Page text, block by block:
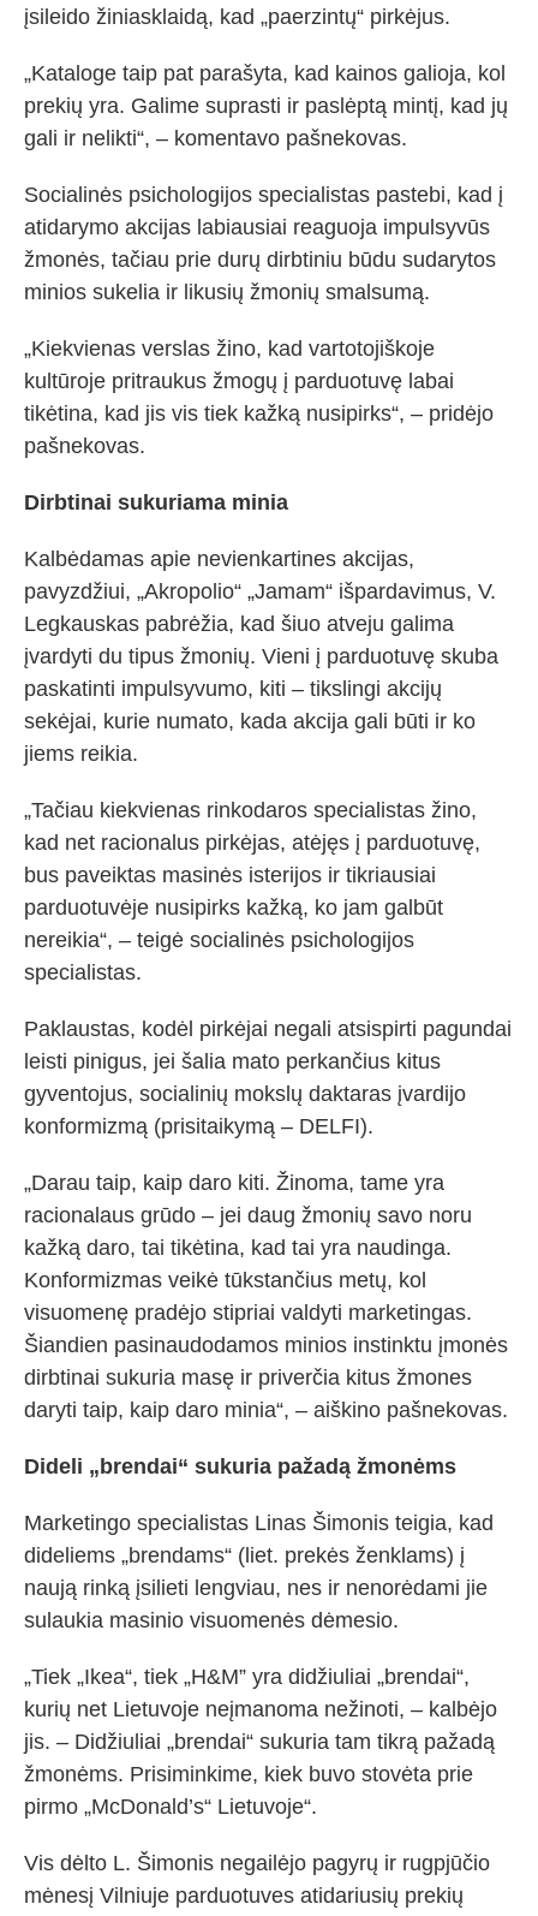
įsileido žiniasklaidą, kad „paerzintų“ pirkėjus.
„Kataloge taip pat parašyta, kad kainos galioja, kol
prekių yra. Galime suprasti ir paslėptą mintį, kad jų
gali ir nelikti“, – komentavo pašnekovas.
Socialinės psichologijos specialistas pastebi, kad į
atidarymo akcijas labiausiai reaguoja impulsyvūs
žmonės, tačiau prie durų dirbtiniu būdu sudarytos
minios sukelia ir likusių žmonių smalsumą.
„Kiekvienas verslas žino, kad vartotojiškoje
kultūroje pritraukus žmogų į parduotuvę labai
tikėtina, kad jis vis tiek kažką nusipirks“, – pridėjo
pašnekovas.
Dirbtinai sukuriama minia
Kalbėdamas apie nevienkartines akcijas,
pavyzdžiui, „Akropolio“ „Jamam“ išpardavimus, V.
Legkauskas pabrėžia, kad šiuo atveju galima
įvardyti du tipus žmonių. Vieni į parduotuvę skuba
paskatinti impulsyvumo, kiti – tikslingi akcijų
sekėjai, kurie numato, kada akcija gali būti ir ko
jiems reikia.
„Tačiau kiekvienas rinkodaros specialistas žino,
kad net racionalus pirkėjas, atėjęs į parduotuvę,
bus paveiktas masinės isterijos ir tikriausiai
parduotuvėje nusipirks kažką, ko jam galbūt
nereikia“, – teigė socialinės psichologijos
specialistas.
Paklaustas, kodėl pirkėjai negali atsispirti pagundai
leisti pinigus, jei šalia mato perkančius kitus
gyventojus, socialinių mokslų daktaras įvardijo
konformizmą (prisitaikymą – DELFI).
„Darau taip, kaip daro kiti. Žinoma, tame yra
racionalaus grūdo – jei daug žmonių savo noru
kažką daro, tai tikėtina, kad tai yra naudinga.
Konformizmas veikė tūkstančius metų, kol
visuomenę pradėjo stipriai valdyti marketingas.
Šiandien pasinaudodamos minios instinktu įmonės
dirbtinai sukuria masę ir priverčia kitus žmones
daryti taip, kaip daro minia“, – aiškino pašnekovas.
Dideli „brendai“ sukuria pažadą žmonėms
Marketingo specialistas Linas Šimonis teigia, kad
dideliems „brendams“ (liet. prekės ženklams) į
naują rinką įsilieti lengviau, nes ir nenorėdami jie
sulaukia masinio visuomenės dėmesio.
„Tiek „Ikea“, tiek „H&M” yra didžiuliai „brendai“,
kurių net Lietuvoje neįmanoma nežinoti, – kalbėjo
jis. – Didžiuliai „brendai“ sukuria tam tikrą pažadą
žmonėms. Prisiminkime, kiek buvo stovėta prie
pirmo „McDonald’s“ Lietuvoje“.
Vis dėlto L. Šimonis negailėjo pagyrų ir rugpjūčio
mėnesį Vilniuje parduotuves atidariusių prekių